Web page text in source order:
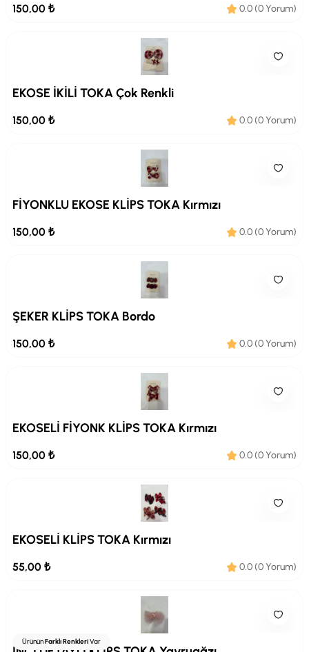
150,00 ₺ 0.0 (0 Yorum)
EKOSE İKİLİ TOKA Çok Renkli
150,00 ₺ 0.0 (0 Yorum)
FİYONKLU EKOSE KLİPS TOKA Kırmızı
150,00 ₺ 0.0 (0 Yorum)
ŞEKER KLİPS TOKA Bordo
150,00 ₺ 0.0 (0 Yorum)
EKOSELİ FİYONK KLİPS TOKA Kırmızı
150,00 ₺ 0.0 (0 Yorum)
EKOSELİ KLİPS TOKA Kırmızı
55,00 ₺ 0.0 (0 Yorum)
ÜrününFarklı RenkleriVar